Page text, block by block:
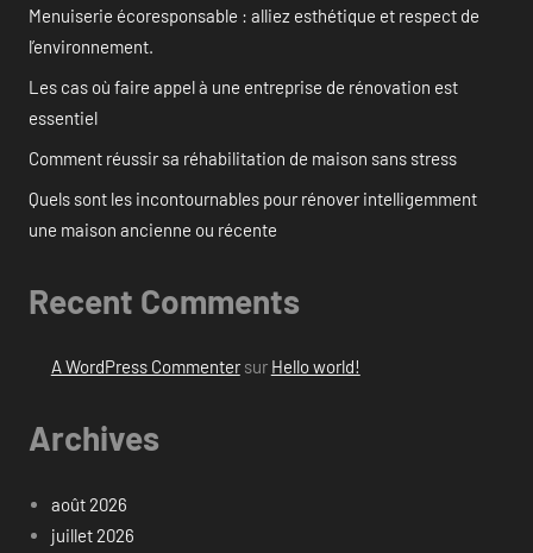
Menuiserie écoresponsable : alliez esthétique et respect de
l’environnement.
Les cas où faire appel à une entreprise de rénovation est
essentiel
Comment réussir sa réhabilitation de maison sans stress
Quels sont les incontournables pour rénover intelligemment
une maison ancienne ou récente
Recent Comments
A WordPress Commentersur Hello world!
Archives
août 2026
juillet 2026